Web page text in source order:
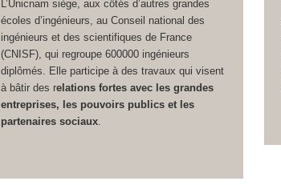
L’Unicnam siège, aux côtés d’autres grandes
écoles d’ingénieurs, au Conseil national des
ingénieurs et des scientifiques de France
(CNISF), qui regroupe 600000 ingénieurs
diplômés. Elle participe à des travaux qui visent
à bâtir des relations fortes avec les grandes
entreprises, les pouvoirs publics et les
partenaires sociaux